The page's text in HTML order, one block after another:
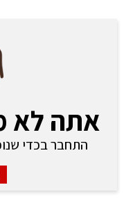
אתה לא
התחבר בכדי